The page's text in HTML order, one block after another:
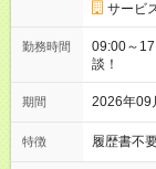
サービ
勤務時間
09:00～
談！
期間 2026年
特徴 履歴書不